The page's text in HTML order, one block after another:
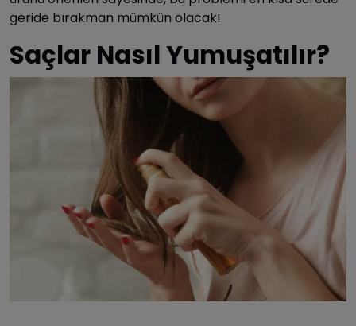
geride bırakman mümkün olacak!
Saçlar Nasıl Yumuşatılır?